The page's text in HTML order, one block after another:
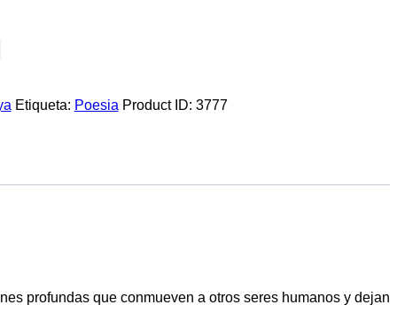
Etiqueta: Poesia Product ID: 3777
profundas que conmueven a otros seres humanos y dejan